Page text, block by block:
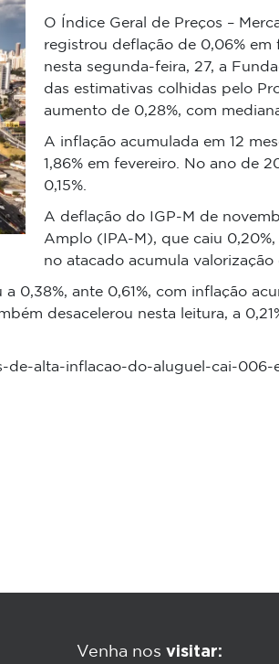
O Índice Geral de Preços –
registrou deflação de 0,06% em
nesta segunda-feira, 27, a
das estimativas colhidas pelo
aumento de 0,28%, com
A inflação acumulada em 12
1,86% em fevereiro. No ano de
0,15%.
A deflação do IGP-M de
Amplo (IPA-M), que caiu
no atacado acumula valorização
0,38%, ante 0,61%, com inflação
desacelerou nesta leitura, a
de-alta-inflacao-do-aluguel-cai-006-
Venha nosvisitar: